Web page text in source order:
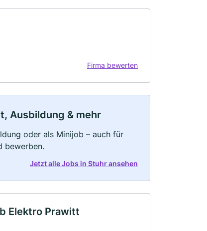
Firma bewerten
Ausbildung & mehr
oder als Minijob – auch für
bewerben.
Jetzt alle Jobs in Stuhr ansehen
Elektro Prawitt